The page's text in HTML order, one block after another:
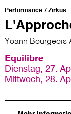
Performance Zirkus
Yoann Bourgeois
Equilibre
Dienstag, 27.
Mittwoch, 28.